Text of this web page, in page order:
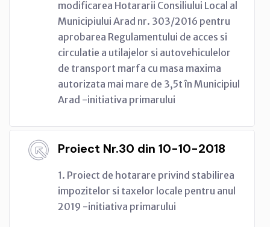
modificarea Hotararii Consiliului Local al
Municipiului Arad nr. 303/2016 pentru
aprobarea Regulamentului de acces si
circulatie a utilajelor si autovehiculelor
de transport marfa cu masa maxima
autorizata mai mare de 3,5t în Municipiul
Arad -initiativa primarului
Proiect Nr.30 din 10-10-2018
1. Proiect de hotarare privind stabilirea
impozitelor si taxelor locale pentru anul
2019 -initiativa primarului